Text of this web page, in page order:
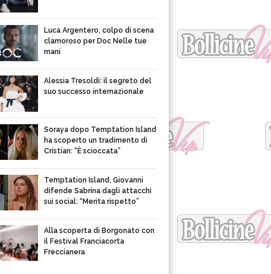
Luca Argentero, colpo di scena
clamoroso per Doc Nelle tue
mani
Alessia Tresoldi: il segreto del
suo successo internazionale
Soraya dopo Temptation Island
ha scoperto un tradimento di
Cristian: “È scioccata”
Temptation Island, Giovanni
difende Sabrina dagli attacchi
sui social: “Merita rispetto”
Alla scoperta di Borgonato con
il Festival Franciacorta
Freccianera